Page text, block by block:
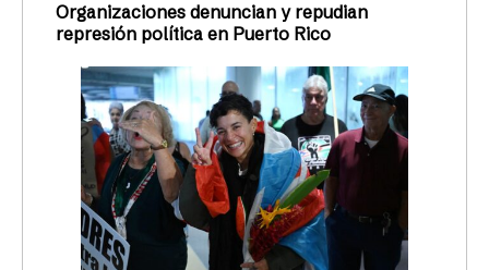
Organizaciones denuncian y repudian
represión política en Puerto Rico